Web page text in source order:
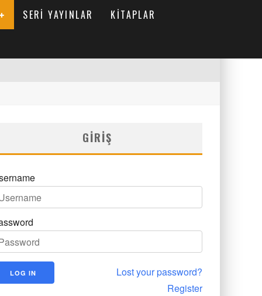
SERI YAYINLAR KITAPLAR
GIRIŞ
Lost your password?
Register